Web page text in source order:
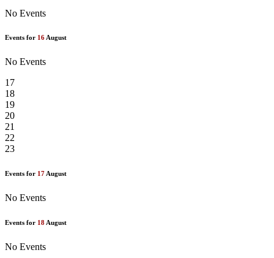
No Events
Events for 16August
No Events
17
18
19
20
21
22
23
Events for 17August
No Events
Events for 18 August
No Events